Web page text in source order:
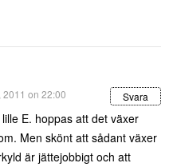
2011 on 22:00 Svara
E. hoppas att det växer
Men skönt att sådant växer
är jättejobbigt och att